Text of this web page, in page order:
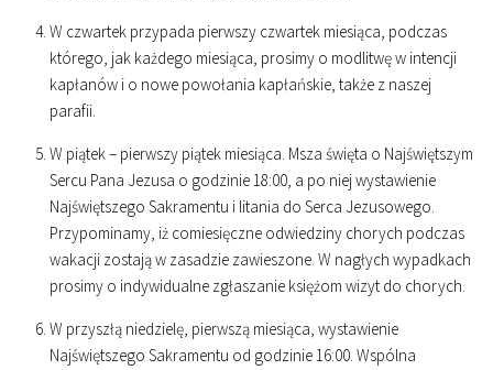
W czwartek przypada pierwszy czwartek miesiąca, podczas
którego, jak każdego miesiąca, prosimy o modlitwę w intencji
kapłanów i o nowe powołania kapłańskie, także z naszej
parafii.
W piątek – pierwszy piątek miesiąca. Msza święta o Najświętszym
Sercu Pana Jezusa o godzinie18:00, a po niej wystawienie
Najświętszego Sakramentu i litania do Serca Jezusowego.
Przypominamy, iż comiesięczne odwiedziny chorych podczas
wakacji zostają w zasadzie zawieszone. W nagłych wypadkach
prosimy o indywidualne zgłaszanie księżom wizyt do chorych.
W przyszłą niedzielę, pierwszą miesiąca, wystawienie
Najświętszego Sakramentu od godzinie16:00. Wspólna